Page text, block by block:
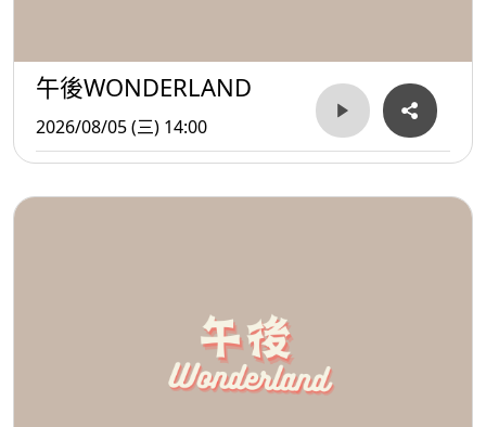
午後WONDERLAND
2026/08/05 (三) 14:00